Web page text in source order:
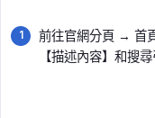
前往官網分頁 → 首
【描述內容】和搜